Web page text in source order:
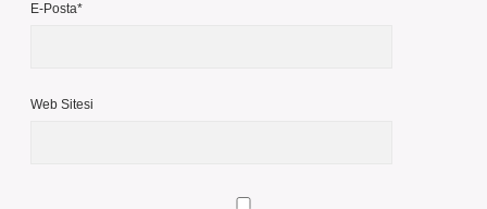
E-Posta*
Web Sitesi